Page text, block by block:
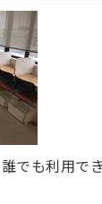
でも利用で